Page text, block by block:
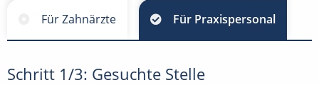
Für Zahnärzte Für Praxispersonal
Schritt 1/3: Gesuchte Stelle